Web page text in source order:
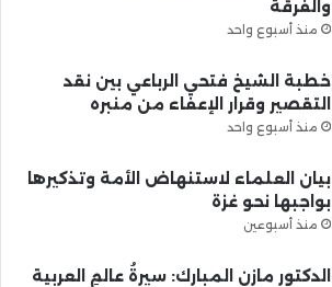
والفرقة
منذ أسبوع واحد
خطبة الشيخ فتحي الرباعي بين نقد
التقصير وقرار الإعفاء من منبره
منذ أسبوع واحد
بيان العلماء لاستنهاض الأمة وتذكيرها
بواجبها نحو غزة
منذ أسبوعين
الدكتور مازن المبارك: سيرةُ عالمِ العربية